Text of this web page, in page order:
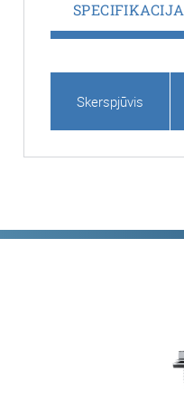
SPECIFIKACIJA
Skerspjūvis